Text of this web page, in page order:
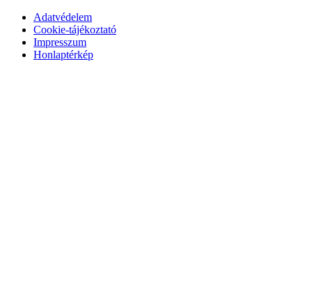
Adatvédelem
Cookie-tájékoztató
Impresszum
Honlaptérkép